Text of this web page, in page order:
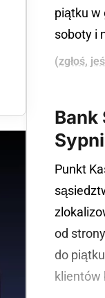
piątku w
soboty i
(zgłoś,
Bank
Punkt
od
do
klientów